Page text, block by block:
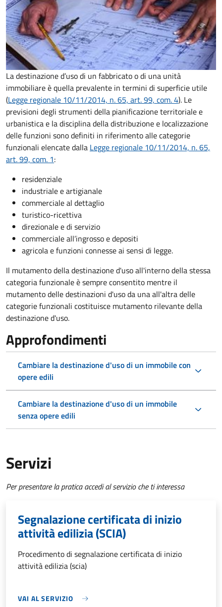
La destinazione d’uso di un fabbricato o di una unità
immobiliare è quella prevalente in termini di superficie utile
(Legge regionale 10/11/2014, n. 65, art. 99, com. 4). Le
previsioni degli strumenti della pianificazione territoriale e
urbanistica e la disciplina della distribuzione e localizzazione
delle funzioni sono definiti in riferimento alle categorie
funzionali elencate dalla Legge regionale 10/11/2014, n. 65,
art. 99, com. 1:
residenziale
industriale e artigianale
commerciale al dettaglio
turistico-ricettiva
direzionale e di servizio
commerciale all’ingrosso e depositi
agricola e funzioni connesse ai sensi di legge.
Il mutamento della destinazione d'uso all'interno della stessa
categoria funzionale è sempre consentito mentre il
mutamento delle destinazioni d'uso da una all'altra delle
categorie funzionali costituisce mutamento rilevante della
destinazione d'uso.
Approfondimenti
Cambiare la destinazione d'uso di un immobile con
opere edili
Cambiare la destinazione d'uso di un immobile
senza opere edili
Servizi
Per presentare la pratica accedi al servizio che ti interessa
Segnalazione certificata di inizio
attività edilizia (SCIA)
Procedimento di segnalazione certificata di inizio
attività edilizia (scia)
VAI AL SERVIZIO